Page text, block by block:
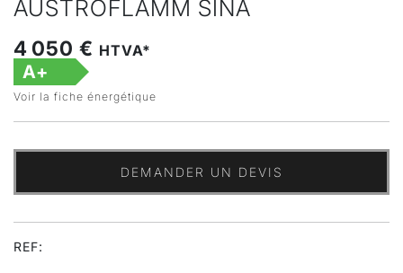
AUSTROFLAMM SINA
4 050 € HTVA*
A+
Voir la fiche énergétique
DEMANDER UN DEVIS
REF: